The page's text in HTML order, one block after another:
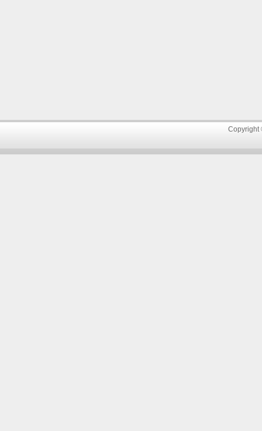
Copyright